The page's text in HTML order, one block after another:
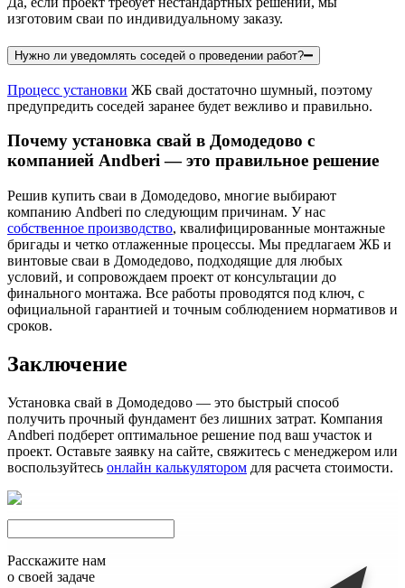
изготовим сваи по индивидуальному заказу.
Нужно ли уведомлять соседей о проведении работ?
Процесс установки ЖБ свай достаточно шумный, поэтому
предупредить соседей заранее будет вежливо и правильно.
Почему установка свай в Домодедово с
компанией Andberi — это правильное решение
Решив купить сваи в Домодедово, многие выбирают
компанию Andberi по следующим причинам. У нас
собственное производство, квалифицированные монтажные
бригады и четко отлаженные процессы. Мы предлагаем ЖБ и
винтовые сваи в Домодедово, подходящие для любых
условий, и сопровождаем проект от консультации до
финального монтажа. Все работы проводятся под ключ, с
официальной гарантией и точным соблюдением нормативов и
сроков.
Заключение
Установка свай в Домодедово — это быстрый способ
получить прочный фундамент без лишних затрат. Компания
Andberi подберет оптимальное решение под ваш участок и
проект. Оставьте заявку на сайте, свяжитесь с менеджером или
воспользуйтесь онлайн калькулятором для расчета стоимости.
Расскажите нам
о своей задаче